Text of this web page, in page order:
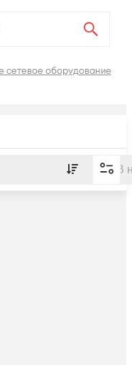
сетевое оборудование
В